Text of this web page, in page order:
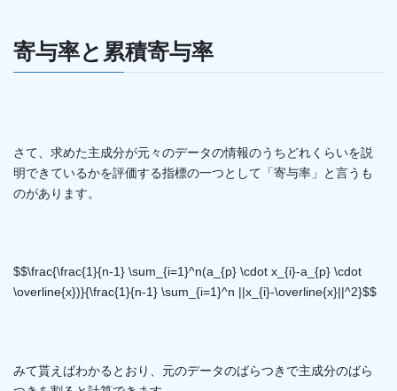
寄与率と累積寄与率
さて、求めた主成分が元々のデータの情報のうちどれくらいを説
明できているかを評価する指標の一つとして「寄与率」と言うも
のがあります。
$$\frac{\frac{1}{n-1} \sum_{i=1}^n(a_{p} \cdot x_{i}-a_{p} \cdot
\overline{x})}{\frac{1}{n-1} \sum_{i=1}^n ||x_{i}-\overline{x}||^2}$$
みて貰えばわかるとおり、元のデータのばらつきで主成分のばら